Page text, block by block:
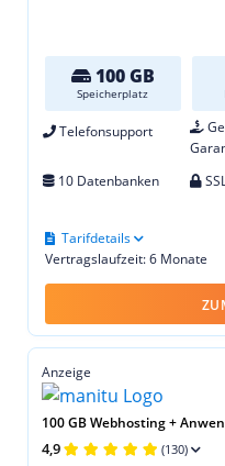
100 GB
Speicherplatz
Telefonsupport
10 Datenbanken
Vertragslaufzeit: 6 Monate
Tarifdetails
Anzeige
100 GB Webhosting +
4,9 (130)